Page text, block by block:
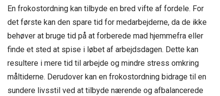
En frokostordning kan tilbyde en bred vifte af fordele. For
det første kan den spare tid for medarbejderne, da de ikke
behøver at bruge tid på at forberede mad hjemmefra eller
finde et sted at spise i løbet af arbejdsdagen. Dette kan
resultere i mere tid til arbejde og mindre stress omkring
måltiderne. Derudover kan en frokostordning bidrage til en
sundere livsstil ved at tilbyde nærende og afbalancerede